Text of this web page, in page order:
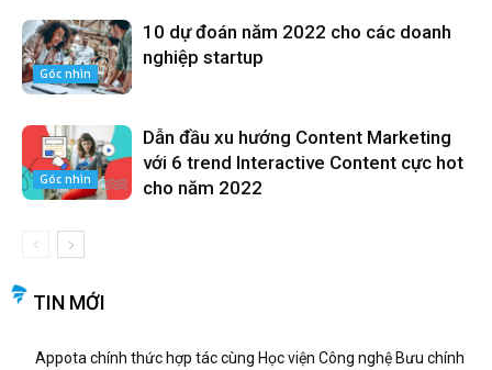
Góc nhìn
10 dự đoán năm 2022 cho các doanh
nghiệp startup
Góc nhìn
Dẫn đầu xu hướng Content Marketing
với 6 trend Interactive Content cực hot
cho năm 2022
TIN MỚI
Appota chính thức hợp tác cùng Học viện Công nghệ Bưu chính